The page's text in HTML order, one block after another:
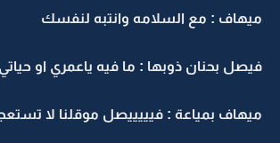
ميهاف : مع السلامه وانتبه لنفسك
فيصل بحنان ذوبها : ما فيه ياعمري او حياتي
ميهاف بمياعة : فيييييصل موقلنا لا